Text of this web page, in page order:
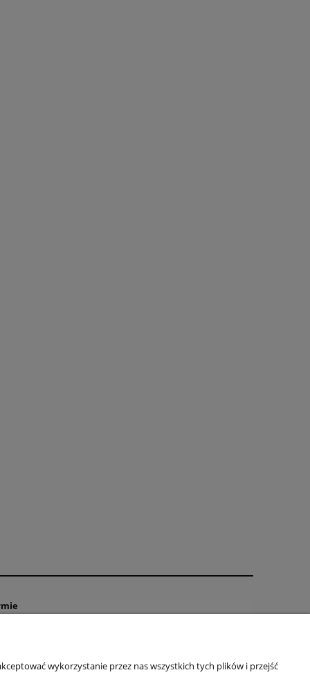
wykorzystanie przez nas wszystkich tych plików i przejść